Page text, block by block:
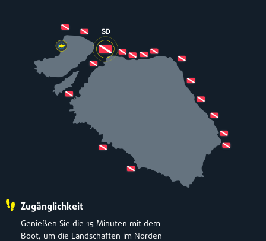
Zugänglichkeit
Genießen Sie die 15 Minuten mit dem
Boot, um die Landschaften im Norden